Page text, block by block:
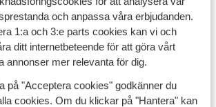
och anpassa våra erbjudanden.
1:a och 3:e parts cookies kan vi och
ditt internetbeteende för att göra vårt
annonser mer relevanta för dig.
på "Acceptera cookies" godkänner du
cookies. Om du klickar på "Hantera" kan
22ºC
20ºC
17ºC
15ºC
kanariska öarna blir din